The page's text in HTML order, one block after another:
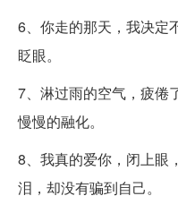
6、你走的那天，我决定
眨眼。
7、淋过雨的空气，疲倦
慢慢的融化。
8、我真的爱你，闭上眼
泪，却没有骗到自己。